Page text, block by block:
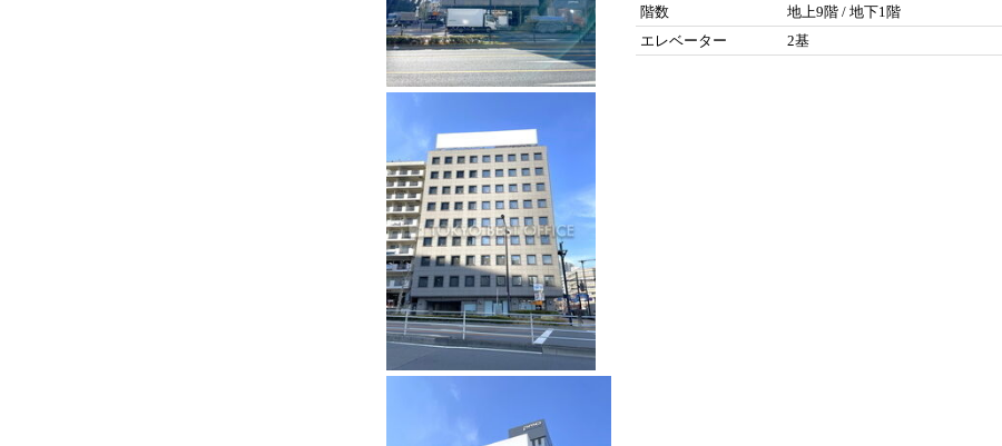
階数
地上9階 / 地下1階
エレベーター
2基